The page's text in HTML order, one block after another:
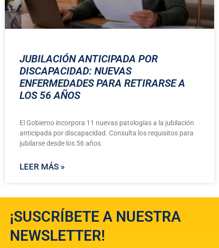
JUBILACIÓN ANTICIPADA POR
DISCAPACIDAD: NUEVAS
ENFERMEDADES PARA RETIRARSE A
LOS 56 AÑOS
El Gobierno incorpora 11 nuevas patologías a la jubilación
anticipada por discapacidad. Consulta los requisitos para
jubilarse desde los 56 años.
LEER MÁS »
¡SUSCRÍBETE A NUESTRA
NEWSLETTER!